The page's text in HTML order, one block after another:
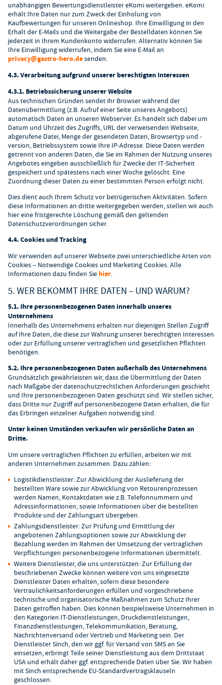
unabhängigen Bewertungsdienstleister eKomi weitergeben. eKomi
erhält Ihre Daten nur zum Zweck der Einholung von
Kaufbewertungen für unseren Onlineshop. Ihre Einwilligung in den
Erhalt der E-Mails und die Weitergabe der Bestelldaten können Sie
jederzeit in Ihrem Kundenkonto widerrufen. Alternativ können Sie
Ihre Einwilligung widerrufen, indem Sie eine E-Mail an
privacy@gastro-hero.desenden.
4.3. Verarbeitung aufgrund unserer berechtigten Interessen
4.3.1. Betriebssicherung unserer Website
Aus technischen Gründen sendet ihr Browser während der
Datenübermittlung (z.B. Aufruf einer Seite unseres Angebots)
automatisch Daten an unseren Webserver. Es handelt sich dabei um
Datum und Uhrzeit des Zugriffs, URL der verweisenden Webseite,
abgerufene Datei, Menge der gesendeten Daten, Browsertyp und -
version, Betriebssystem sowie Ihre IP-Adresse. Diese Daten werden
getrennt von anderen Daten, die Sie im Rahmen der Nutzung unseres
Angebotes eingeben ausschließlich für Zwecke der IT-Sicherheit
gespeichert und spätestens nach einer Woche gelöscht. Eine
Zuordnung dieser Daten zu einer bestimmten Person erfolgt nicht.
Dies dient auch Ihrem Schutz vor betrügerischen Aktivitäten. Sofern
diese Informationen an dritte weitergegeben werden, stellen wir auch
hier eine fristgerechte Löschung gemäß den geltenden
Datenschutzverordnungen sicher.
4.4. Cookies und Tracking
Wir verwenden auf unserer Webseite zwei unterschiedliche Arten von
Cookies – Notwendige Cookies und Marketing Cookies. Alle
Informationen dazu finden Siehier.
5. WER BEKOMMT IHRE DATEN – UND WARUM?
5.1. Ihre personenbezogenen Daten innerhalb unseres
Unternehmens
Innerhalb des Unternehmens erhalten nur diejenigen Stellen Zugriff
auf Ihre Daten, die diese zur Wahrung unserer berechtigten Interessen
oder zur Erfüllung unserer vertraglichen und gesetzlichen Pflichten
benötigen.
5.2. Ihre personenbezogenen Daten außerhalb des Unternehmens
Grundsätzlich gewährleisten wir, dass die Übermittlung der Daten
nach Maßgabe der datenschutzrechtlichen Anforderungen geschieht
und Ihre personenbezogenen Daten geschützt sind. Wir stellen sicher,
dass Dritte nur Zugriff auf personenbezogene Daten erhalten, die für
das Erbringen einzelner Aufgaben notwendig sind.
Unter keinen Umständen verkaufen wir persönliche Daten an
Dritte.
Um unsere vertraglichen Pflichten zu erfüllen, arbeiten wir mit
anderen Unternehmen zusammen. Dazu zählen:
Logistikdienstleister: Zur Abwicklung der Auslieferung der
bestellten Ware sowie zur Abwicklung von Retourenprozessen
werden Namen, Kontaktdaten wie z.B. Telefonnummern und
Adressinformationen, sowie Informationen über die bestellten
Produkte und der Zahlungsart übergeben.
Zahlungsdienstleister: Zur Prüfung und Ermittlung der
angebotenen Zahlungsoptionen sowie zur Abwicklung der
Bezahlung werden im Rahmen der Umsetzung der vertraglichen
Verpflichtungen personenbezogene Informationen übermittelt.
Weitere Dienstleister, die uns unterstützen: Zur Erfüllung der
beschriebenen Zwecke können weitere von uns eingesetzte
Dienstleister Daten erhalten, sofern diese besondere
Vertraulichkeitsanforderungen erfüllen und vorgeschriebene
technische und organisatorische Maßnahmen zum Schutz Ihrer
Daten getroffen haben. Dies können beispielsweise Unternehmen in
den Kategorien IT-Dienstleistungen, Druckdienstleistungen,
Finanzdienstleistungen, Telekommunikation, Beratung,
Nachrichtenversand oder Vertrieb und Marketing sein. Der
Dienstleister Sinch, den wir ggf. für Versand von SMS an Sie
einsetzen, erbringt Teile seiner Dienstleistung aus dem Drittstaat
USA und erhält daher ggf. entsprechende Daten über Sie. Wir haben
mit Sinch entsprechende EU-Standardvertragsklauseln
geschlossen.